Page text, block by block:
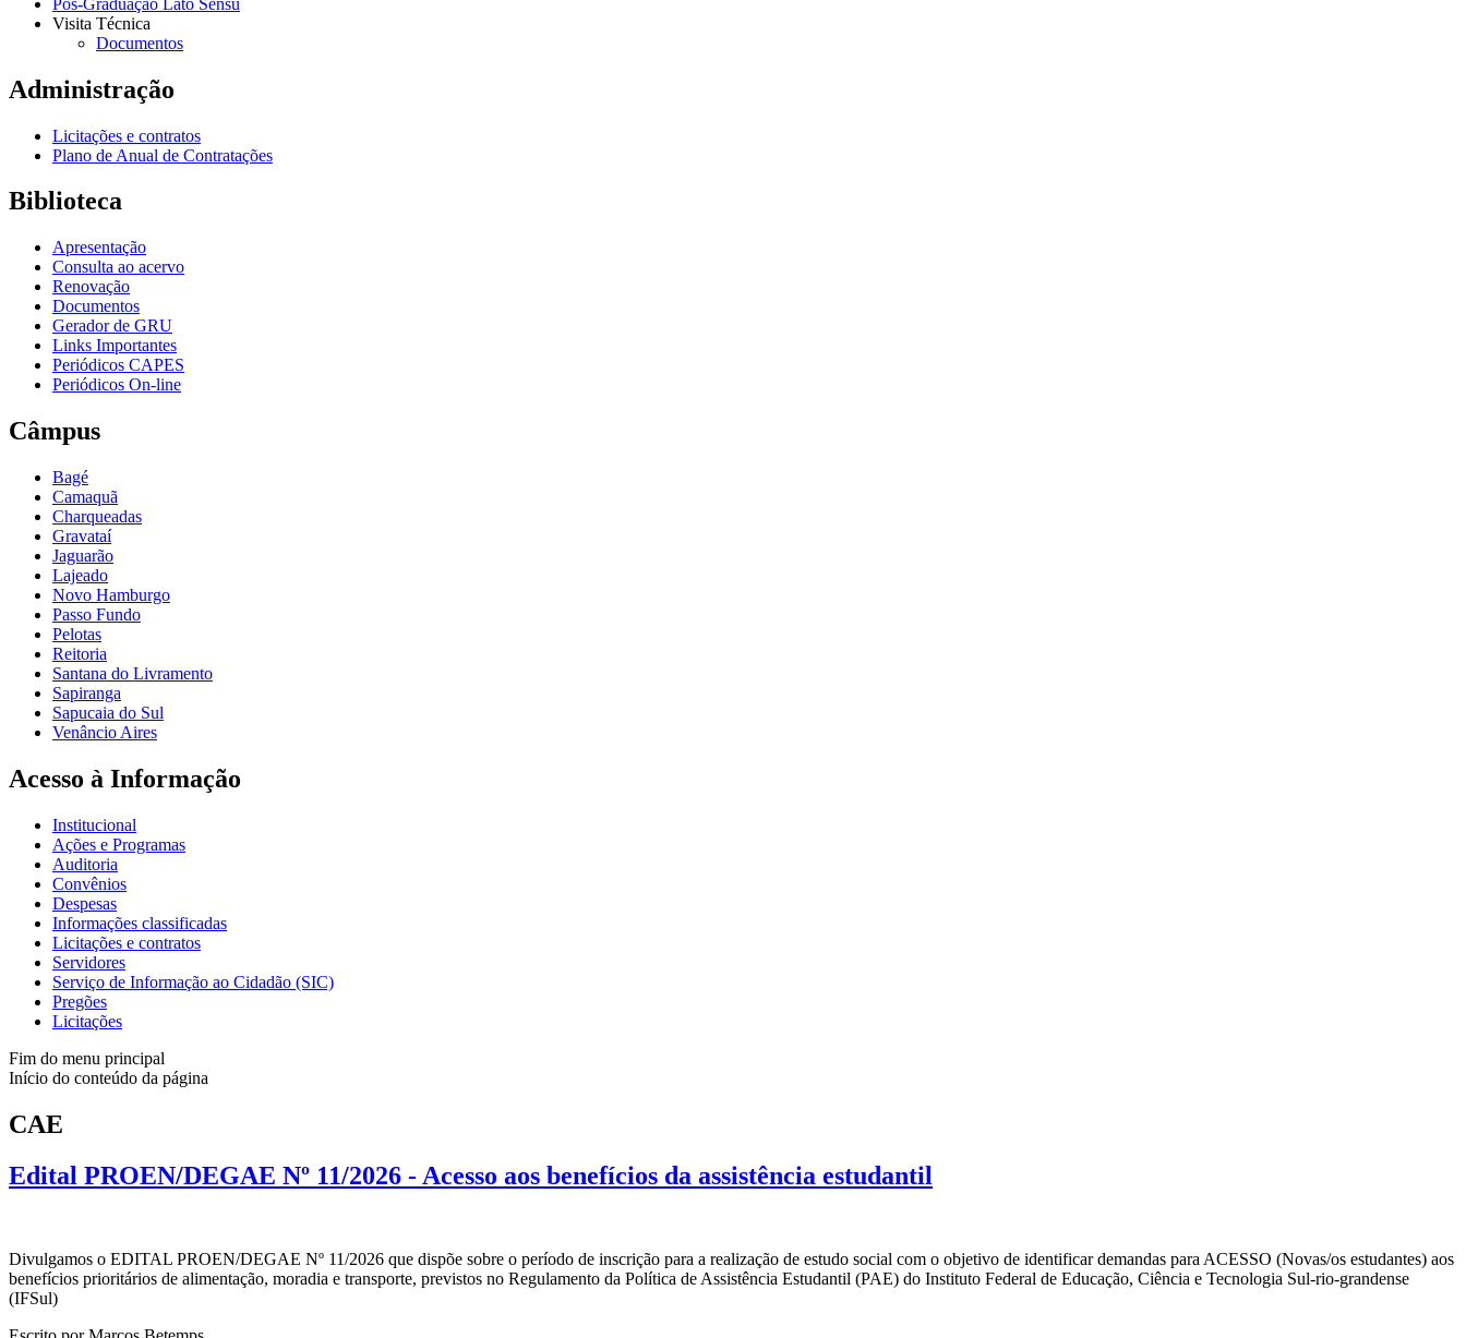
Visita Técnica
Documentos
Administração
Licitações e contratos
Plano de Anual de Contratações
Biblioteca
Apresentação
Consulta ao acervo
Renovação
Documentos
Gerador de GRU
Links Importantes
Periódicos CAPES
Periódicos On-line
Câmpus
Bagé
Camaquã
Charqueadas
Gravataí
Jaguarão
Lajeado
Novo Hamburgo
Passo Fundo
Pelotas
Reitoria
Santana do Livramento
Sapiranga
Sapucaia do Sul
Venâncio Aires
Acesso à Informação
Institucional
Ações e Programas
Auditoria
Convênios
Despesas
Informações classificadas
Licitações e contratos
Servidores
Serviço de Informação ao Cidadão (SIC)
Pregões
Licitações
Fim do menu principal
Início do conteúdo da página
CAE
Edital PROEN/DEGAE Nº 11/2026 - Acesso aos benefícios da assistência estudantil
Divulgamos o EDITAL PROEN/DEGAE Nº 11/2026 que dispõe sobre o período de inscrição para a realização de estudo social com o objetivo de identificar demandas para ACESSO (Novas/os estudantes) aos
benefícios prioritários de alimentação, moradia e transporte, previstos no Regulamento da Política de Assistência Estudantil (PAE) do Instituto Federal de Educação, Ciência e Tecnologia Sul-rio-grandense
(IFSul)